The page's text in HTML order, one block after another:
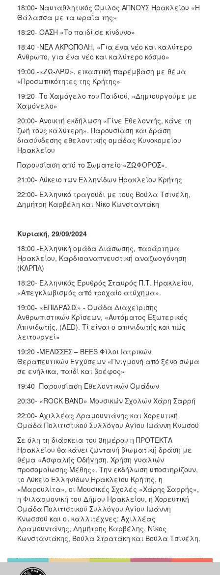
18:00- Ναυταθλητικός Όμιλος ΑΠΝΟΥΣ Ηρακλείου «Η
Θάλασσα με τα ωραία της»
18:20- ΟΑΣΗ «Το παιδί σε κίνδυνο»
18:40 -ΝΕΑ ΑΚΡΟΠΟΛΗ, «Για ένα νέο και καλύτερο
Άνθρωπο, για ένα νέο και καλύτερο κόσμο»
19:00 -«ΖΩ-∆ΡΩ», εικαστική παρέμβαση με θέμα
«Προσωπικότητες της Κρήτης»
19:20- Το Χαμόγελο του Παιδιού, «Δημιουργούμε με
Χαμόγελο»
20:00- Ανοικτή εκδήλωση «Γίνε Εθελοντής, κάνε τη
ζωή τους καλύτερη». Παρουσίαση και δράση
διασύνδεσης εθελοντικής ομάδας Κυνοκομείου
Ηρακλείου
Παρουσίαση από το Σωματείο «ΖΩΦΟΡΟΣ».
21:00- Λύκειο των Ελληνίδων Ηρακλείου Κρήτης
22:00- Ελληνικό τραγούδι με τους Βούλα Τσινέλη,
Δημήτρη Καρβέλη και Νίκο Κωνσταντάκη
Κυριακή, 29/09/2024
18:00 -Ελληνική ομάδα Διάσωσης, παράρτημα
Ηρακλείου, Καρδιοαναπνευστική αναζωογόνηση
(ΚΑΡΠΑ)
18:20- Ελληνικός Ερυθρός Σταυρός Π.Τ. Ηρακλείου,
«Απεγκλωβισμός από τροχαίο ατύχημα».
19:00- «ΕΠΙ∆ΡΑΣΙΣ» - Ομάδα Διαχείρισης
Ανθρωπιστικών Κρίσεων, «Αυτόματος Εξωτερικός
Απινιδωτής, (AED). Τί είναι ο απινιδωτής και πώς
λειτουργεί»
19:20 -ΜΕΛΙΣΣΕΣ – BEES Φίλοι Ιατρικών
Θεραπευτικών Εγχύσεων «Πνιγμονή από ξένο σώμα
σε ενήλικα, παιδί και βρέφος»
19:40- Παρουσίαση Εθελοντικών Ομάδων
20:30- «ROCK BAND» Μουσικών Σχολών Χάρη Σαρρή
22:00- Αχιλλέας Δραμουντάνης και Χορευτική
Ομάδα Πολιτιστικού Συλλόγου Αγίου Ιωάννη Κνωσού
Σε όλη τη διάρκεια του 3ημέρου η ΠΡΟΤΕΚΤΑ
Ηρακλείου θα κάνει ζωντανή βιωματική δράση με
θέμα «Ασφαλής Οδήγηση. Χρήση γυαλιών
προσομοίωσης Μέθης». Την εκδήλωση υποστηρίζουν,
το Λύκειο Ελληνίδων Ηρακλείου Κρήτης, η
«Μαρουλίτα», οι Μουσικές Σχολές «Χάρης Σαρρής»,
η Φιλαρμονική του Δήμου Ηρακλείου, η Χορευτική
Ομάδα Πολιτιστικού Συλλόγου Αγίου Ιωάννη
Κνωσσού και οι καλλιτέχνες: Αχιλλέας
Δραμουντάνης, Δημήτρης Καρβέλης, Νίκος
Κωνσταντάκης, Βούλα Στρατάκη και Βούλα Τσινέλη.